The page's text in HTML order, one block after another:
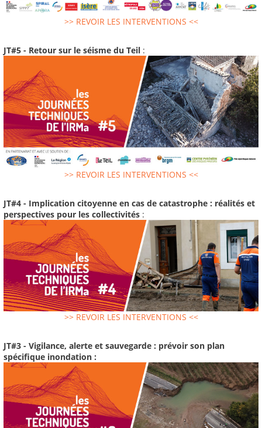
>> REVOIR LES INTERVENTIONS <<
JT#5 - Retour sur le séisme du Teil :
>> REVOIR LES INTERVENTIONS <<
JT#4 - Implication citoyenne en cas de catastrophe : réalités et
perspectives pour les collectivités :
>> REVOIR LES INTERVENTIONS <<
JT#3 - Vigilance, alerte et sauvegarde : prévoir son plan
spécifique inondation :